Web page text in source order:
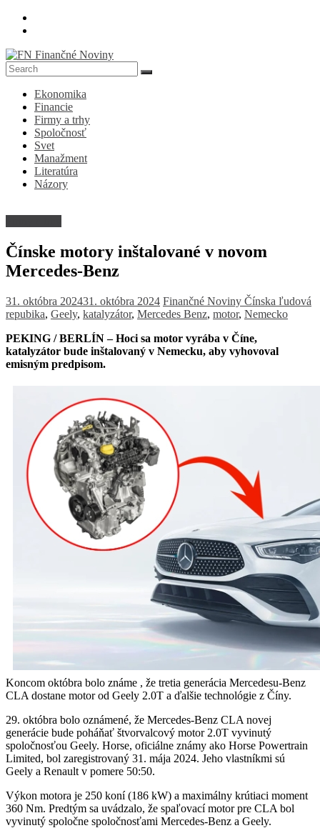
Skip
FN
Finančné
Noviny
Denník
ekonomike
spoločnosti
Ekonomika
Financie
Firmy a trhy
Spoločnosť
Svet
Manažment
Literatúra
Názory
Čínske motory inštalované v novom
Mercedes-Benz
31. októbra 202431. októbra 2024 Finančné Noviny Čínska ľudová
repubika, Geely, katalyzátor, Mercedes Benz, motor, Nemecko
PEKING / BERLÍN – Hoci sa motor vyrába v Číne,
katalyzátor bude inštalovaný v Nemecku, aby vyhovoval
emisným predpisom.
Koncom októbra bolo známe , že tretia generácia Mercedesu-Benz
CLA dostane motor od Geely 2.0T a ďalšie technológie z Číny.
29. októbra bolo oznámené, že Mercedes-Benz CLA novej
generácie bude poháňať štvorvalcový motor 2.0T vyvinutý
spoločnosťou Geely. Horse, oficiálne známy ako Horse Powertrain
Limited, bol zaregistrovaný 31. mája 2024. Jeho vlastníkmi sú
Geely a Renault v pomere 50:50.
Výkon motora je 250 koní (186 kW) a maximálny krútiaci moment
360 Nm. Predtým sa uvádzalo, že spaľovací motor pre CLA bol
vyvinutý spoločne spoločnosťami Mercedes-Benz a Geely.